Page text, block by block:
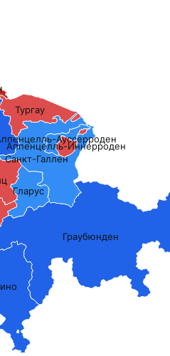
Аппенцелль-Иннерроден
Ауссерроден
Гларус
Тургау
Санкт-Галлен
Граубюнден